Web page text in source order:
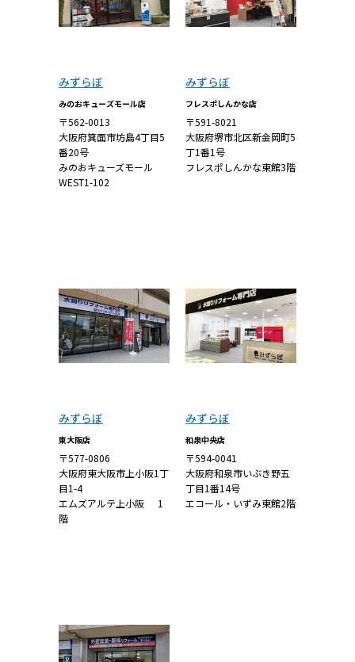
みずらぼ
みのおキューズモール店
〒562-0013
大阪府箕面市坊島4丁目5
番20号
みのおキューズモール
WEST1-102
みずらぼ
フレスポしんかな店
〒591-8021
大阪府堺市北区新金岡町5
丁1番1号
フレスポしんかな東館3階
みずらぼ
東大阪店
〒577-0806
大阪府東大阪市上小阪1丁
目1-4
エムズアルテ上小阪 1
階
みずらぼ
和泉中央店
〒594-0041
大阪府和泉市いぶき野五
丁目1番14号
エコール・いずみ東館2階